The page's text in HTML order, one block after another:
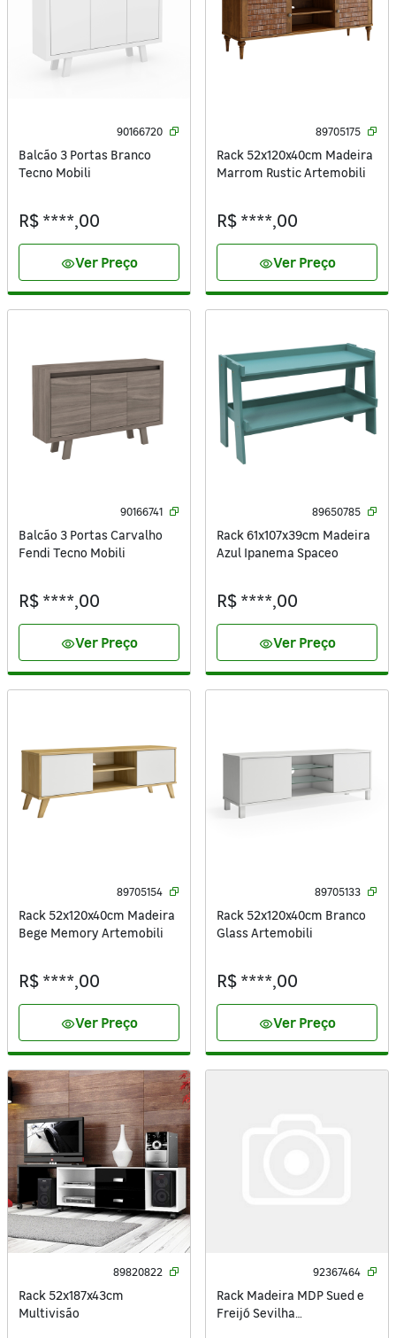
90166720
Balcão 3 Portas Branco
Tecno Mobili
R$ ****,00
visibilityVer Preço
89705175
Rack 52x120x40cm Madeira
Marrom Rustic Artemobili
R$ ****,00
visibilityVer Preço
90166741
Balcão 3 Portas Carvalho
Fendi Tecno Mobili
R$ ****,00
visibilityVer Preço
89650785
Rack 61x107x39cm Madeira
Azul Ipanema Spaceo
R$ ****,00
visibilityVer Preço
89705154
Rack 52x120x40cm Madeira
Bege Memory Artemobili
R$ ****,00
visibilityVer Preço
89705133
Rack 52x120x40cm Branco
Glass Artemobili
R$ ****,00
visibilityVer Preço
89820822
Rack 52x187x43cm
Multivisão
92367464
Rack Madeira MDP Sued e
Freijó Sevilha